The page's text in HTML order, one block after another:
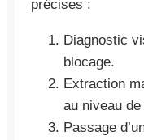
précises :
Diagnostic
blocage.
Extraction
au niveau
Passage